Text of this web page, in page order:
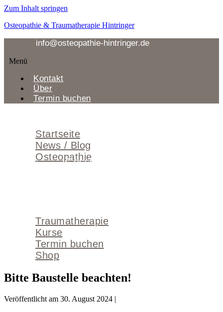
Zum Inhalt springen
Osteopathie & Traumatherapie Hintringer
info@osteopathie-hintringer.de
Menü
Kontakt
Über
Termin buchen
Startseite
News / Blog
Osteopathie
Geschichte
Traumatherapie
Kurse
Termin buchen
Shop
Bitte Baustelle beachten!
Veröffentlicht am 30. August 2024 |